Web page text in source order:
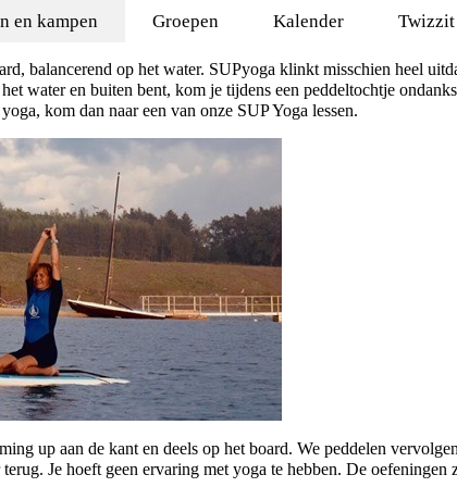
en kampen Groepen Kalender Twizzit
balancerend op het water. SUPyoga klinkt misschien heel
water en buiten bent, kom je tijdens een peddeltochtje
kom dan naar een van onze SUP Yoga lessen.
up aan de kant en deels op het board. We peddelen
Je hoeft geen ervaring met yoga te hebben. De